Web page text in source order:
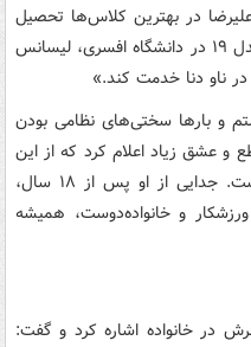
در بهترین کلاس‌ها تحصیل
کرد و با تلاش مستمر، موفق شد با معدل ۱۹ در دانشگاه افسری، لیسانس
ناو دنا خدمت کند.»
و بارها سختی‌های نظامی بودن
و عشق زیاد اعلام کرد که از این
راه نمی‌ترسد و آماده تحمل سختی‌هاست. جدایی از او پس از ۱۸ سال،
ورزشکار و خانواده‌دوست، همیشه
در خانواده اشاره کرد و گفت: